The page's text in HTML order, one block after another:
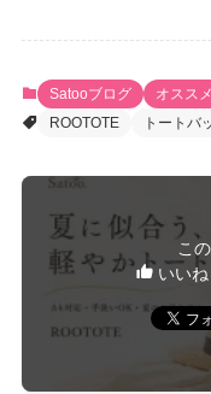
Satooブログ
オスス
ROOTOTE
トートバ
こ
いい